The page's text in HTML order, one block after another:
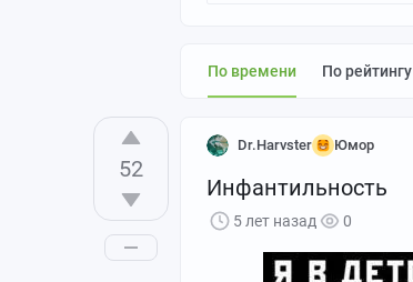
По времени По рейтингу
52
Dr.Harvster Юмор
Инфантильность
5 лет назад 0